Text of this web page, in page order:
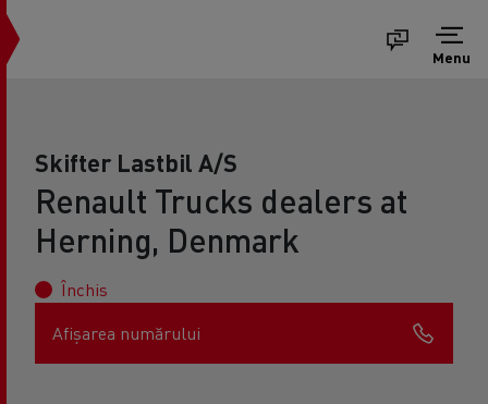
Menu
Skifter Lastbil A/S
Renault Trucks dealers at
Herning, Denmark
Închis
Afișarea numărului